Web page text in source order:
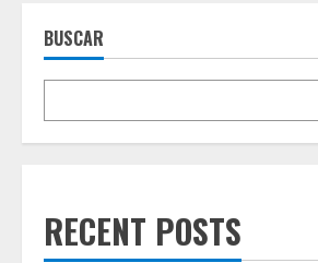
BUSCAR
RECENT POSTS